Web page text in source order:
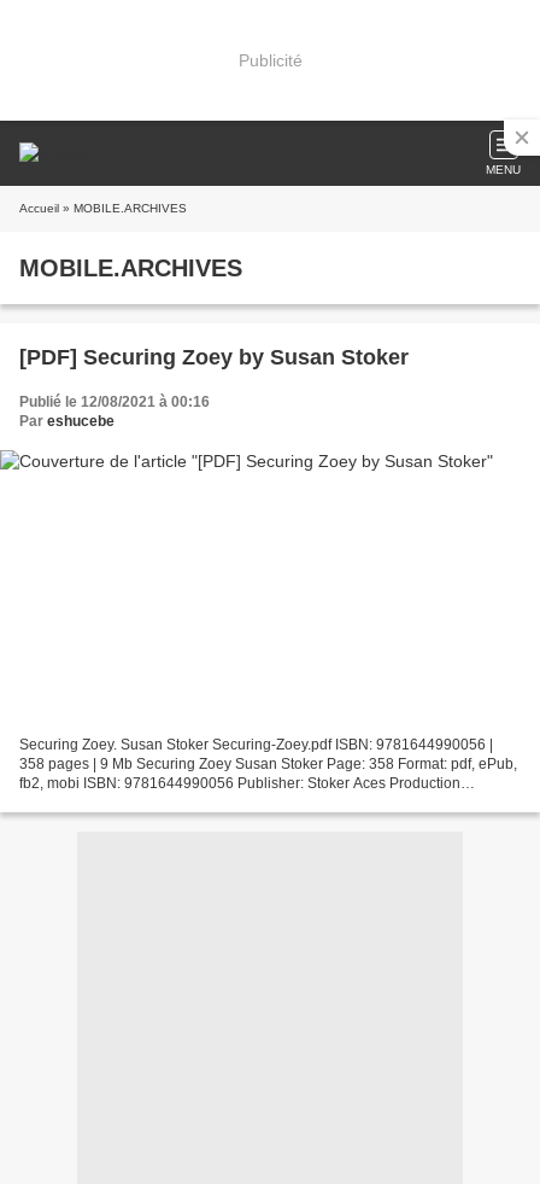
Publicité
MENU
Accueil » MOBILE.ARCHIVES
MOBILE.ARCHIVES
[PDF] Securing Zoey by Susan Stoker
Publié le 12/08/2021 à 00:16
Par eshucebe
Securing Zoey. Susan Stoker Securing-Zoey.pdf ISBN: 9781644990056 |
358 pages | 9 Mb Securing Zoey Susan Stoker Page: 358 Format: pdf, ePub,
fb2, mobi ISBN: 9781644990056 Publisher: Stoker Aces Production